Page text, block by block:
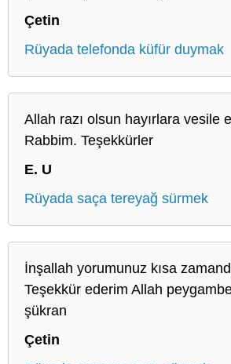
Çetin
Rüyada telefonda küfür duymak
Allah razı olsun hayırlara vesile
Rabbim. Teşekkürler
E. U
Rüyada saça tereyağ sürmek
İnşallah yorumunuz kısa
Teşekkür ederim Allah
şükran
Çetin